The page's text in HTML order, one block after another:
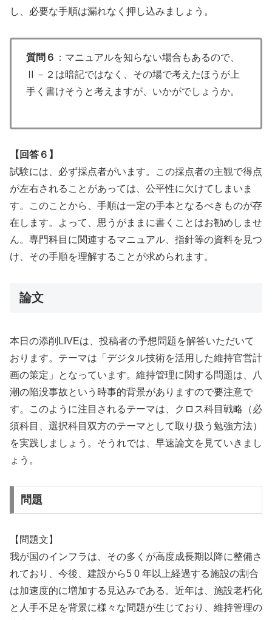
し、必要な手順は漏れなく押し込みましょう。
質問６ ：マニュアルを知らない場合もあるので、
Ⅱ－２は暗記ではなく、その場で考えたほうが上
手く書けそうと考えますが、いかがでしょうか。
【回答６】
試験には、必ず採点者がいます。この採点者の主観で得点
が左右されることがあっては、公平性に欠けてしまいま
す。このことから、手順は一定の手本となるべきものが存
在します。よって、思うがままに書くことはお勧めしませ
ん。専門科目に関連するマニュアル、指針等の資料を見つ
け、その手順を理解することが求められます。
論文
本日の添削LIVEは、投稿者の予想問題を解答いただいて
おります。テーマは「デジタル技術を活用した維持官営計
画の策定」となっています。維持管理に関する問題は、八
潮の陥没事故という時事的背景がありますので要注意で
す。このように注目されるテーマは、クロス科目戦略（必
須科目、選択科目双方のテーマとして取り扱う勉強方法）
を実践しましょう。そうれでは、早速論文を見ていきまし
ょう。
問題
【問題文】
我が国のインフラは、その多くが高度成長期以降に整備さ
れており、今後、建設から5 0 年以上経過する施設の割合
は加速度的に増加する見込みである。近年は、施設老朽化
と人手不足を背景に様々な問題が生じており、維持管理の